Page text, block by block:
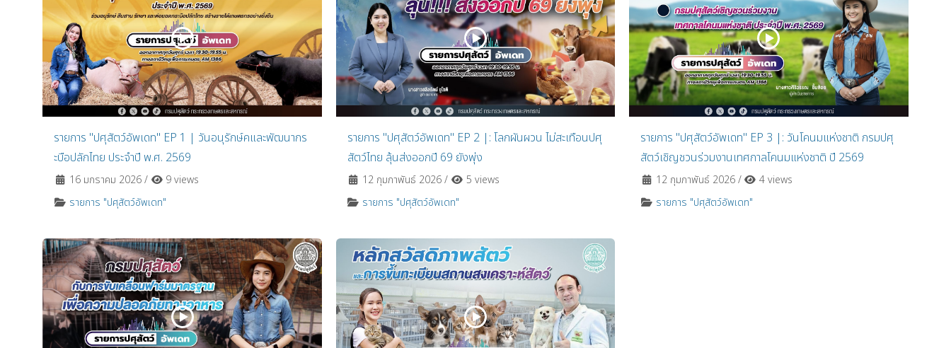
รายการ "ปศุสัตว์อัพเดท" EP 1 | วันอนุรักษ์คและพัฒนากร
ะบือปลักไทย ประจำปี พ.ศ. 2569
16 มกราคม 2026/
9 views
รายการ "ปศุสัตว์อัพเดท"
รายการ "ปศุสัตว์อัพเดท" EP 2 |: โลกผันผวน ไม่สะเทือนปศุ
สัตว์ไทย ลุ้นส่งออกปี 69 ยังพุ่ง
12 กุมภาพันธ์ 2026/
5 views
รายการ "ปศุสัตว์อัพเดท"
รายการ "ปศุสัตว์อัพเดท" EP 3 |: วันโคนมแห่งชาติ กรมปศุ
สัตว์เชิญชวนร่วมงานเทศกาลโคนมแห่งชาติ ปี 2569
12 กุมภาพันธ์ 2026/
4 views
รายการ "ปศุสัตว์อัพเดท"